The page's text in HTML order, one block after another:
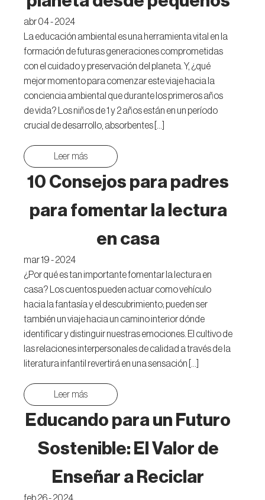
abr 04 - 2024
La educación ambiental es una herramienta vital en la
formación de futuras generaciones comprometidas
con el cuidado y preservación del planeta. Y, ¿qué
mejor momento para comenzar este viaje hacia la
conciencia ambiental que durante los primeros años
de vida? Los niños de 1 y 2 años están en un período
crucial de desarrollo, absorbentes […]
Leer más
10 Consejos para padres
para fomentar la lectura
en casa
mar 19 - 2024
¿Por qué es tan importante fomentar la lectura en
casa? Los cuentos pueden actuar como vehículo
hacia la fantasía y el descubrimiento; pueden ser
también un viaje hacia un camino interior dónde
identificar y distinguir nuestras emociones. El cultivo de
las relaciones interpersonales de calidad a través de la
literatura infantil revertirá en una sensación […]
Leer más
Educando para un Futuro
Sostenible: El Valor de
Enseñar a Reciclar